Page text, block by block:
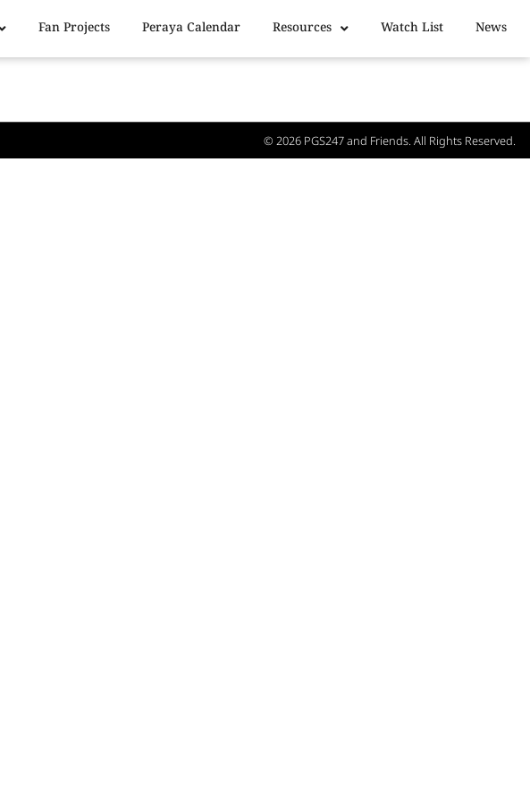
Fan Projects Peraya Calendar Resources Watch List News
© 2026 PGS247and Friends. All Rights Reserved.